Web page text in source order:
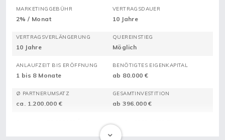
MARKETINGGEBÜHR
2% / Monat
VERTRAGSDAUER
10 Jahre
VERTRAGSVERLÄNGERUNG
10 Jahre
QUEREINSTIEG
Möglich
ANLAUFZEIT BIS ERÖFFNUNG
1 bis 8 Monate
BENÖTIGTES EIGENKAPITAL
ab 80.000 €
Ø PARTNERUMSATZ
ca. 1.200.000 €
GESAMTINVESTITION
ab 396.000 €
ab 163.100 €